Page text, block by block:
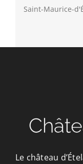
Saint-Maurice-
Le château